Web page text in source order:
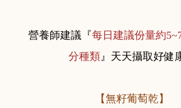
營養師建議『每日建議份量約
分種類』天天攝取好健
【無籽葡萄乾】